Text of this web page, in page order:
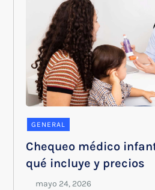
GENERAL
Chequeo médico
qué incluye y precios